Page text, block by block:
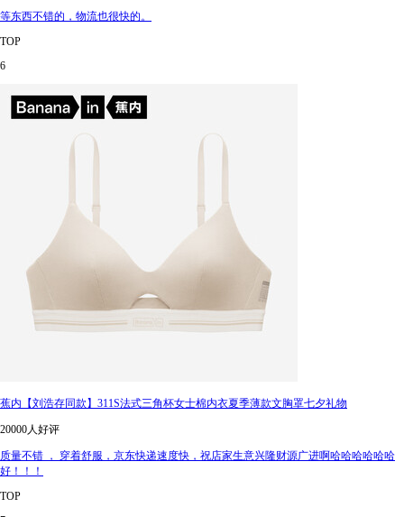
等东西不错的，物流也很快的。
TOP
6
蕉内【刘浩存同款】311S法式三角杯女士棉内衣夏季薄款文胸罩七夕礼物
20000人好评
质量不错 ， 穿着舒服，京东快递速度快，祝店家生意兴隆财源广进啊哈哈哈哈哈哈
好！！！
TOP